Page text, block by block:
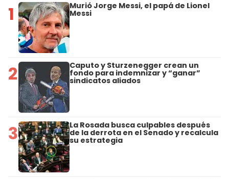
1 Murió Jorge Messi, el papá de Lionel
Messi
2 Caputo y Sturzenegger crean un
fondo para indemnizar y “ganar”
sindicatos aliados
3 La Rosada busca culpables después
de la derrota en el Senado y recalcula
su estrategia